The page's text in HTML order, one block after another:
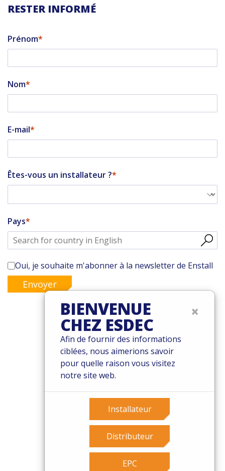
RESTER INFORMÉ
Prénom
Nom
E-mail
Êtes-vous un installateur ?
Pays
Oui, je souhaite m'abonner à la newsletter de Enstall
Envoyer
© 2026 Esdec. Tous les droits sont réservés
Brevets
Termes et conditions
Garantie
Governance
Cookies
×
BIENVENUE
CHEZ ESDEC
Afin de fournir des informations
ciblées, nous aimerions savoir
pour quelle raison vous visitez
notre site web.
Installateur
Distributeur
EPC